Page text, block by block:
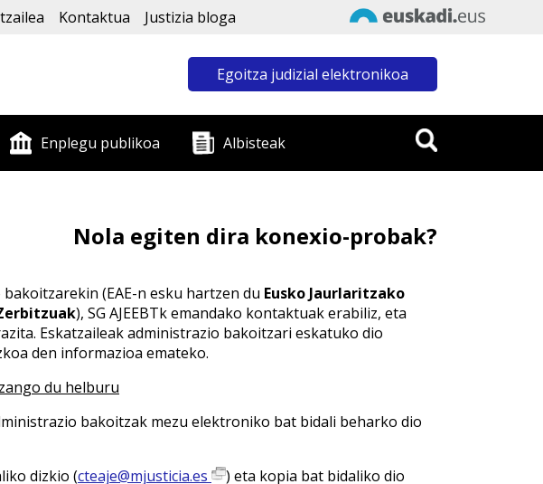
Kontaktua Justizia bloga
Egoitza judizial elektronikoa
Enplegu publikoa Albisteak
Nola egiten dira konexio-probak?
(EAE-n esku hartzen du Eusko Jaurlaritzako
), SG AJEEBTk emandako kontaktuak erabiliz, eta
Eskatzaileak administrazio bakoitzari eskatuko dio
den informazioa emateko.
du helburu
bakoitzak mezu elektroniko bat bidali beharko dio
dizkio (cteaje@mjusticia.es
) eta kopia bat bidaliko dio